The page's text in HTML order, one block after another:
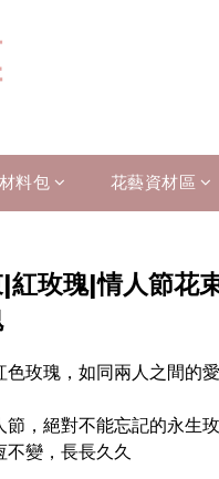
料包 花藝資材區
紅玫瑰|情人節花
色玫瑰，如同兩人之間的
節，絕對不能忘記的永生
不變，長長久久